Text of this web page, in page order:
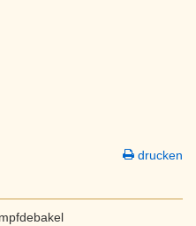
drucken